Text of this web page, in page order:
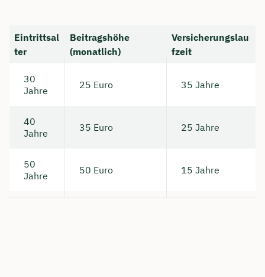
Eintrittsal
ter
Beitragshöhe
(monatlich)
Versicherungslau
fzeit
30
Jahre
25 Euro 35 Jahre
40
Jahre
35 Euro 25 Jahre
50
Jahre
50 Euro 15 Jahre